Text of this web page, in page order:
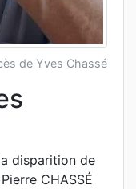
de Yves Chassé
disparition de
CHASSÉ